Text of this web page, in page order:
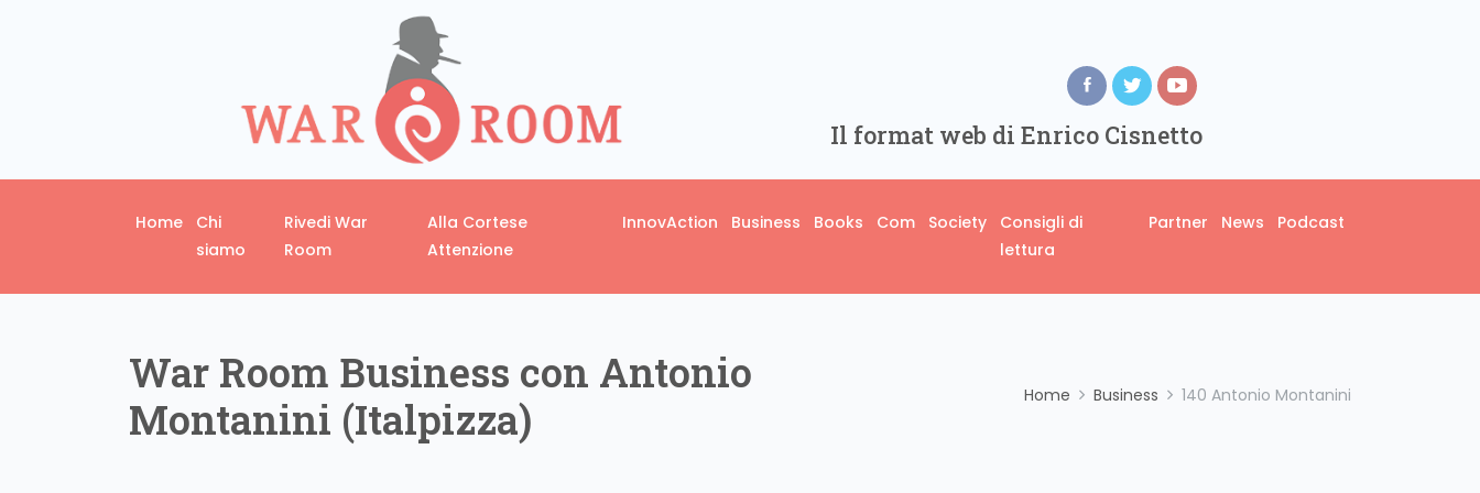
Il format web di Enrico Cisnetto
Home
Chi
siamo
Rivedi War
Room
Alla Cortese
Attenzione
InnovAction Business Books Com Society
Consigli di
lettura
Partner News Podcast
War Room Business con Antonio
Montanini (Italpizza)
Home Business 140 Antonio Montanini